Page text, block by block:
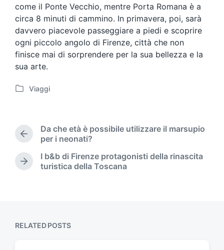
come il Ponte Vecchio, mentre Porta Romana è a
circa 8 minuti di cammino. In primavera, poi, sarà
davvero piacevole passeggiare a piedi e scoprire
ogni piccolo angolo di Firenze, città che non
finisce mai di sorprendere per la sua bellezza e la
sua arte.
P
e
n
Viaggi
P
e
v
o
Da che età è possibile utilizzare il marsupio
per i neonati?
N
s
I b&b di Firenze protagonisti della rinascita
turistica della Toscana
RELATED POSTS